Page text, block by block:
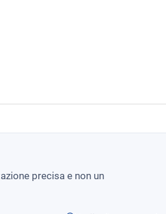
precisa e non un